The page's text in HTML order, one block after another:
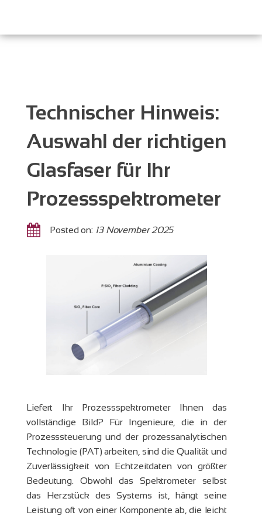
Technischer Hinweis:
Auswahl der richtigen
Glasfaser für Ihr
Prozessspektrometer
Posted on: 13 November 2025
Liefert Ihr Prozessspektrometer Ihnen das
vollständige Bild? Für Ingenieure, die in der
Prozesssteuerung und der prozessanalytischen
Technologie (PAT) arbeiten, sind die Qualität und
Zuverlässigkeit von Echtzeitdaten von größter
Bedeutung. Obwohl das Spektrometer selbst
das Herzstück des Systems ist, hängt seine
Leistung oft von einer Komponente ab, die leicht